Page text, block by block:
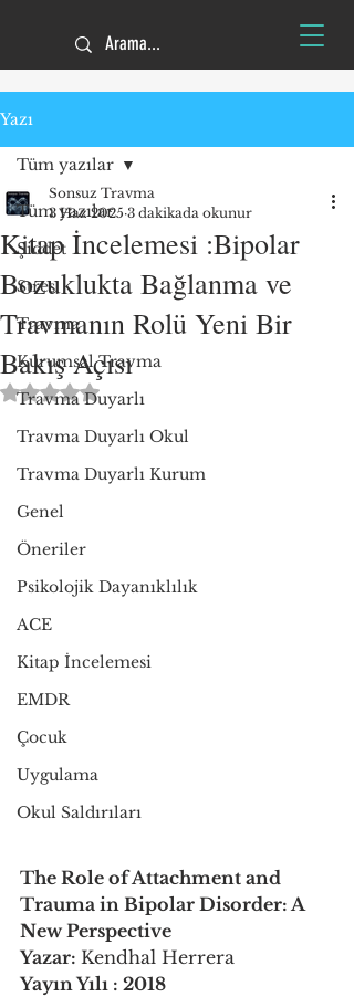
Yazı
Tüm yazılar
Şiddet
Stres
Travma
Kurumsal Travma
Travma Duyarlı
Travma Duyarlı Okul
Travma Duyarlı Kurum
Genel
Öneriler
Psikolojik Dayanıklılık
ACE
Kitap İncelemesi
EMDR
Çocuk
Uygulama
Okul Saldırıları
Tüm yazılar
Kitap İncelemesi :Bipolar
Bozuklukta Bağlanma ve
Travmanın Rolü Yeni Bir
Bakış Açısı
Sonsuz Travma
3 Haz 2025 3 dakikada okunur
5 üzerinden NaN yıldız
The Role of Attachment and
Trauma in Bipolar Disorder: A
New Perspective
Yazar: Kendhal Herrera
Yayın Yılı : 2018